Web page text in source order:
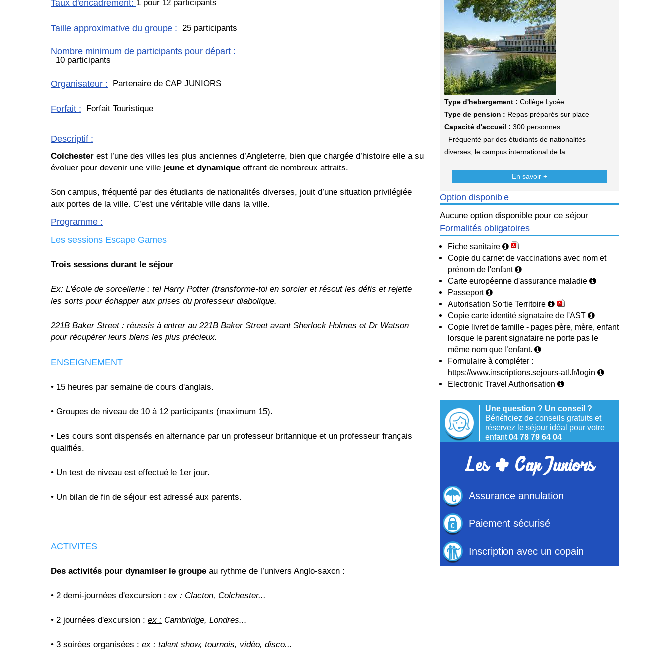
Taux d'encadrement: 1 pour 12 participants
Taille approximative du groupe : 25 participants
Nombre minimum de participants pour départ :
10 participants
Organisateur : Partenaire de CAP JUNIORS
Forfait : Forfait Touristique
Descriptif :
Colchester est l’une des villes les plus anciennes d’Angleterre, bien que chargée d’histoire elle a su
évoluer pour devenir une ville jeune et dynamique offrant de nombreux attraits.
Son campus, fréquenté par des étudiants de nationalités diverses, jouit d’une situation privilégiée
aux portes de la ville. C’est une véritable ville dans la ville.
Programme :
Les sessions Escape Games
Trois sessions durant le séjour
Ex: L'école de sorcellerie : tel Harry Potter (transforme-toi en sorcier et résout les défis et rejette
les sorts pour échapper aux prises du professeur diabolique.
221B Baker Street : réussis à entrer au 221B Baker Street avant Sherlock Holmes et Dr Watson
pour récupérer leurs biens les plus précieux.
ENSEIGNEMENT
• 15 heures par semaine de cours d'anglais.
• Groupes de niveau de 10 à 12 participants (maximum 15).
• Les cours sont dispensés en alternance par un professeur britannique et un professeur français
qualifiés.
• Un test de niveau est effectué le 1er jour.
• Un bilan de fin de séjour est adressé aux parents.
ACTIVITES
Des activités pour dynamiser le groupe au rythme de l’univers Anglo-saxon :
• 2 demi-journées d'excursion : ex : Clacton, Colchester...
• 2 journées d'excursion : ex : Cambridge, Londres...
• 3 soirées organisées : ex : talent show, tournois, vidéo, disco...
Type d'hebergement : Collège Lycée
Type de pension : Repas préparés sur place
Capacité d'accueil : 300 personnes
Fréquenté par des étudiants de nationalités
diverses, le campus international de la ...
En savoir +
Option disponible
Aucune option disponible pour ce séjour
Formalités obligatoires
Fiche sanitaire
Copie du carnet de vaccinations avec nom et
prénom de l'enfant
Carte européenne d'assurance maladie
Passeport
Autorisation Sortie Territoire
Copie carte identité signataire de l'AST
Copie livret de famille - pages père, mère, enfant
lorsque le parent signataire ne porte pas le
même nom que l’enfant.
Formulaire à compléter :
https://www.inscriptions.sejours-atl.fr/login
Electronic Travel Authorisation
Une question ? Un conseil ?
Bénéficiez de conseils gratuits et
réservez le séjour idéal pour votre
enfant04 78 79 64 04
Les+Cap Juniors
Assurance annulation
Paiement sécurisé
Inscription avec un copain